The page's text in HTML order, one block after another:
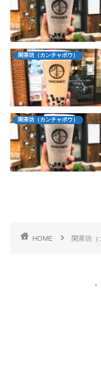
閑茶坊（カンチャボウ）
閑茶坊（カンチャボウ）
HOME 閑茶坊（